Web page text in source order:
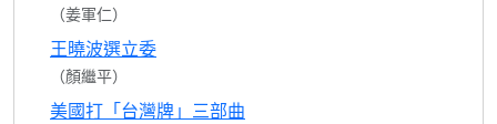
（姜軍仁）
王曉波選立委
（顏繼平）
美國打「台灣牌」三部曲